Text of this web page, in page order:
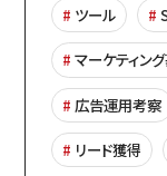
ツール
マーケティン
広告運用考察
リード獲得